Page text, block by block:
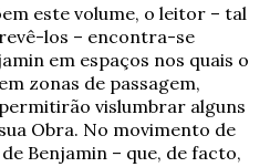
este volume, o leitor – tal
los – encontra-se
em espaços nos quais o
zonas de passagem,
vislumbrar alguns
Obra. No movimento de
Benjamin – que, de facto,